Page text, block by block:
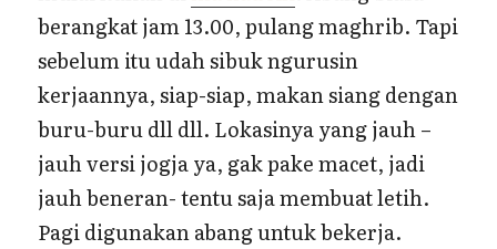
berangkat jam 13.00, pulang maghrib. Tapi
sebelum itu udah sibuk ngurusin
kerjaannya, siap-siap, makan siang dengan
buru-buru dll dll. Lokasinya yang jauh –
jauh versi jogja ya, gak pake macet, jadi
jauh beneran- tentu saja membuat letih.
Pagi digunakan abang untuk bekerja.